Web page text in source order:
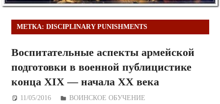
МЕТКА: DISCIPLINARY PUNISHMENTS
Воспитательные аспекты армейской
подготовки в военной публицистике
конца XIX — начала XX века
11/05/2016 Дежурный по Редакции
ВОИНСКОЕ ОБУЧЕНИЕ